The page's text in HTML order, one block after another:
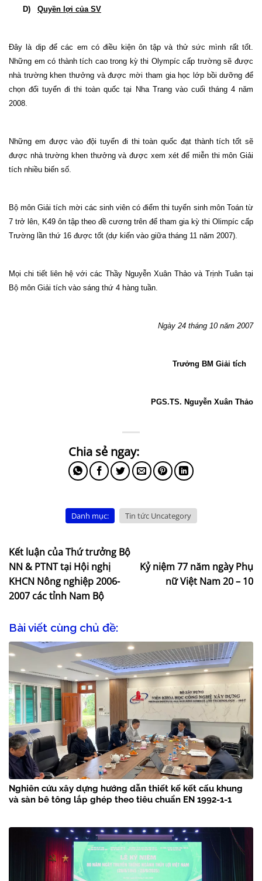
D) Quyền lợi của SV
Đây là dịp để các em có điều kiện ôn tập và thử sức mình rất tốt.
Những em có thành tích cao trong kỳ thi Olympíc cấp trường sẽ được
nhà trường khen thưởng và được mời tham gia học lớp bồi dưỡng để
chọn đổi tuyển đi thi toàn quốc tại Nha Trang vào cuối tháng 4 năm
2008.
Những em được vào đội tuyển đi thi toàn quốc đạt thành tích tốt sẽ
được nhà trường khen thưởng và được xem xét để miễn thi môn Giải
tích nhiều biến số.
Bộ môn Giải tích mời các sinh viên có điểm thi tuyển sinh môn Toán từ
7 trở lên, K49 ôn tập theo đề cương trên để tham gia kỳ thi Olimpíc cấp
Trường lần thứ 16 được tốt (dự kiến vào giữa tháng 11 năm 2007).
Mọi chi tiết liên hệ với các Thầy Nguyễn Xuân Thảo và Trịnh Tuân tại
Bộ môn Giải tích vào sáng thứ 4 hàng tuần.
Ngày 24 tháng 10 năm 2007
Trưởng BM Giải tích
PGS.TS. Nguyễn Xuân Thảo
Danh mục: Tin tức Uncategory
Kết luận của Thứ trưởng Bộ
NN & PTNT tại Hội nghị
KHCN Nông nghiệp 2006-
2007 các tỉnh Nam Bộ
Kỷ niệm 77 năm ngày Phụ
nữ Việt Nam 20 – 10
Bài viết cùng chủ đề:
Nghiên cứu xây dựng hướng dẫn thiết kế kết cấu khung
và sàn bê tông lắp ghép theo tiêu chuẩn EN 1992-1-1